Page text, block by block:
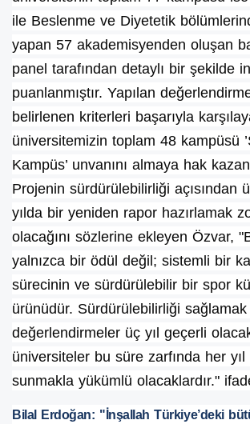
ile Beslenme ve Diyetetik
yapan 57 akademisyenden oluşan
panel tarafından detaylı bir şekilde
puanlanmıştır. Yapılan
belirlenen kriterleri başarıyla
üniversitemizin toplam 48 kampüsü
Kampüs’ unvanını almaya hak
Projenin sürdürülebilirliği açısından
yılda bir yeniden rapor hazırlamak
olacağını sözlerine ekleyen Özvar,
yalnızca bir ödül değil; sistemli bir
sürecinin ve sürdürülebilir bir spor
ürünüdür. Sürdürülebilirliği sağlamak
değerlendirmeler üç yıl geçerli
üniversiteler bu süre zarfında her
sunmakla yükümlü olacaklardır."
Bilal Erdoğan: "İnşallah Türkiye’deki